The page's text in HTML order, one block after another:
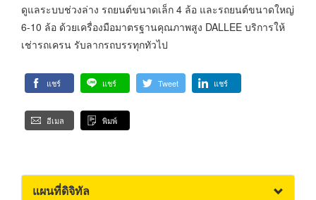
ดูแลระบบช่วงล่าง รถยนต์ขนาดเล็ก 4 ล้อ และรถยนต์ขนาดใหญ่
6-10 ล้อ ด้วยเครื่องมือมาตรฐานคุณภาพสูง DALLEE บริการให้
เช่ารถเครน รับลากรถบรรทุกทัวไป
แชร์ แชร์ Tweet แชร์
อีเมล พิมพ์
แผนที่ดิจิทัล